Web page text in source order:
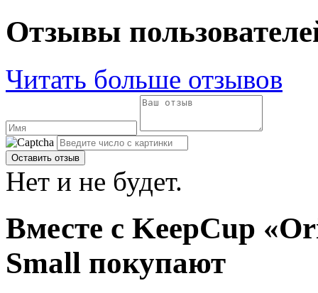
Отзывы
Читать больше отзывов
Нет и не будет.
Вместе с KeepCup
Small покупают